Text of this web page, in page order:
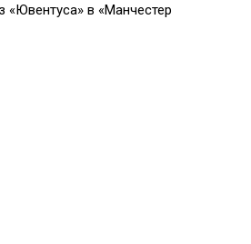
«Ювентуса» в «Манчестер